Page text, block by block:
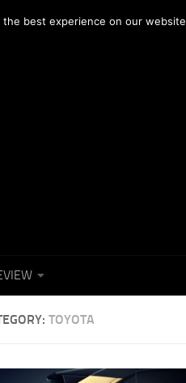
NEWS
TOYOTA
best experience on our